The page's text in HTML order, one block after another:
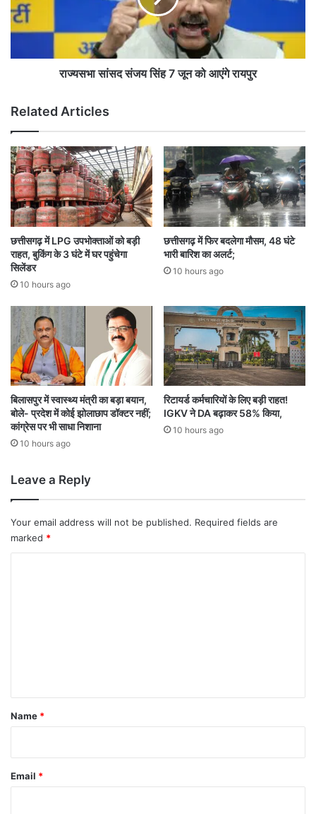
ल
वे
नं
ब
र
-
7
का
अं
ड
ब्रि
ज
,
5
जा
र
गा
ड़ी
चा
ल
क
हों
रे
शा
स
द
ज
7
जू
न
को
आ
एं
गे
रा
य
पु
र
राज्यसभा सांसद संजय सिंह 7 जून को आएंगे रायपुर
Related Articles
छत्तीसगढ़ में LPG उपभोक्ताओं को बड़ी
राहत, बुकिंग के 3 घंटे में घर पहुंचेगा
सिलेंडर
10 hours ago
छत्तीसगढ़ में फिर बदलेगा मौसम, 48 घंटे
भारी बारिश का अलर्ट;
10 hours ago
बिलासपुर में स्वास्थ्य मंत्री का बड़ा बयान,
बोले- प्रदेश में कोई झोलाछाप डॉक्टर नहीं;
कांग्रेस पर भी साधा निशाना
10 hours ago
रिटायर्ड कर्मचारियों के लिए बड़ी राहत!
IGKV ने DA बढ़ाकर 58% किया,
10 hours ago
Leave a Reply
Your email address will not be published. Required fields are
marked *
*
Name *
Email *